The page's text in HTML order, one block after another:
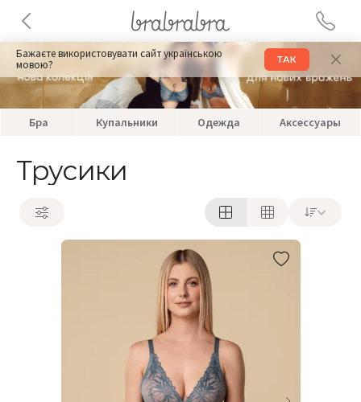
Бажаєте використовувати сайт українською
мовою?
ТАК
Бра Купальники Одежда Аксессуары
Трусики